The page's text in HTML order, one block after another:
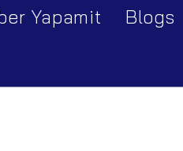
Yapamit Blogs